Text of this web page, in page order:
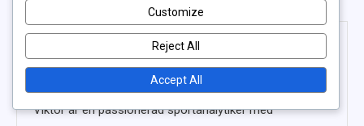
VIKTOR LUNDQVIST
Viktor är en passionerad sportanalytiker med
Customize
Reject All
Accept All